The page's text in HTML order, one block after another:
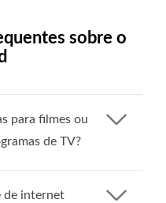
sobre o
para filmes ou
de TV?
de internet